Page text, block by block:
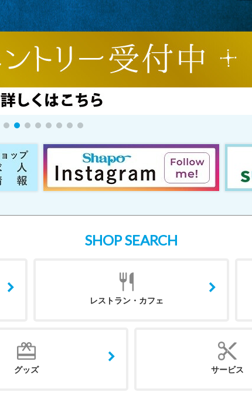
SHOP SEARCH
レストラン・カフェ
グッズ サービス